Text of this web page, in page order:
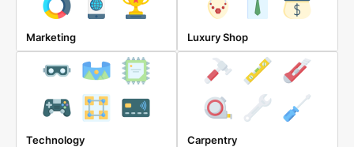
Marketing Luxury Shop
Technology Carpentry